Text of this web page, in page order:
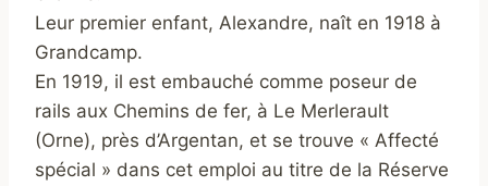
Leur premier enfant, Alexandre, naît en 1918 à
Grandcamp.
En 1919, il est embauché comme poseur de
rails aux Chemins de fer, à Le Merlerault
(Orne), près d’Argentan, et se trouve « Affecté
spécial » dans cet emploi au titre de la Réserve